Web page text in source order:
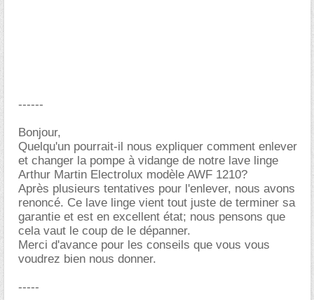
------
Bonjour,
Quelqu'un pourrait-il nous expliquer comment enlever
et changer la pompe à vidange de notre lave linge
Arthur Martin Electrolux modèle AWF 1210?
Après plusieurs tentatives pour l'enlever, nous avons
renoncé. Ce lave linge vient tout juste de terminer sa
garantie et est en excellent état; nous pensons que
cela vaut le coup de le dépanner.
Merci d'avance pour les conseils que vous vous
voudrez bien nous donner.
-----